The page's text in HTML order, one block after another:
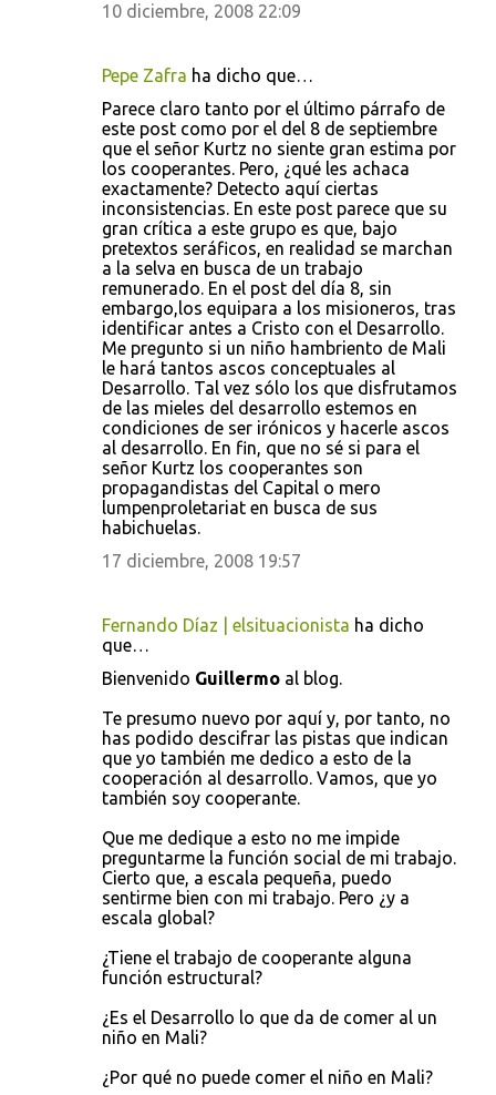
10 diciembre, 2008 22:09
Pepe Zafra ha dicho que…
Parece claro tanto por el último párrafo de
este post como por el del 8 de septiembre
que el señor Kurtz no siente gran estima por
los cooperantes. Pero, ¿qué les achaca
exactamente? Detecto aquí ciertas
inconsistencias. En este post parece que su
gran crítica a este grupo es que, bajo
pretextos seráficos, en realidad se marchan
a la selva en busca de un trabajo
remunerado. En el post del día 8, sin
embargo,los equipara a los misioneros, tras
identificar antes a Cristo con el Desarrollo.
Me pregunto si un niño hambriento de Mali
le hará tantos ascos conceptuales al
Desarrollo. Tal vez sólo los que disfrutamos
de las mieles del desarrollo estemos en
condiciones de ser irónicos y hacerle ascos
al desarrollo. En fin, que no sé si para el
señor Kurtz los cooperantes son
propagandistas del Capital o mero
lumpenproletariat en busca de sus
habichuelas.
17 diciembre, 2008 19:57
Fernando Díaz | elsituacionista ha dicho
que…
Bienvenido Guillermo al blog.
Te presumo nuevo por aquí y, por tanto, no
has podido descifrar las pistas que indican
que yo también me dedico a esto de la
cooperación al desarrollo. Vamos, que yo
también soy cooperante.
Que me dedique a esto no me impide
preguntarme la función social de mi trabajo.
Cierto que, a escala pequeña, puedo
sentirme bien con mi trabajo. Pero ¿y a
escala global?
¿Tiene el trabajo de cooperante alguna
función estructural?
¿Es el Desarrollo lo que da de comer al un
niño en Mali?
¿Por qué no puede comer el niño en Mali?